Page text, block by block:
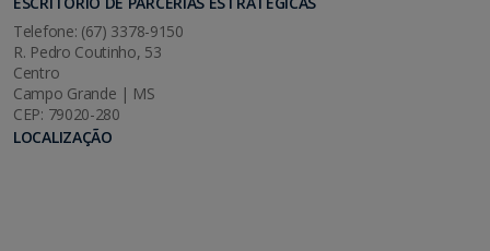
Telefone: (67) 3378-9150
R. Pedro Coutinho, 53
Centro
Campo Grande | MS
CEP: 79020-280
LOCALIZAÇÃO